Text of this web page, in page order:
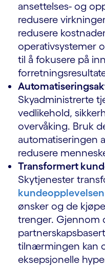
ansettelses- og
redusere
redusere
operativsystemer
til å fokusere på
Skyadministrerte
vedlikehold,
overvåking. Bruk
automatiseringen
redusere
Transformert
Skytjenester
kundeopplevelsen
ønsker og de
trenger. Gjennom
tilnærmingen kan
eksepsjonelle